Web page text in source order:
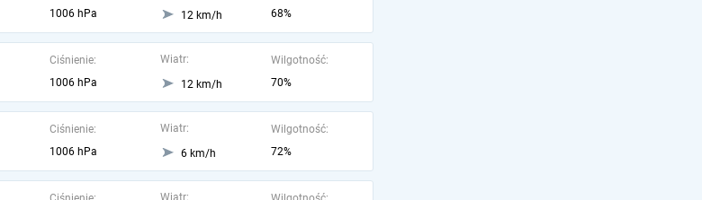
1006 hPa
12 km/h
68%
Ciśnienie:
1006 hPa
Wiatr:
12 km/h
Wilgotność:
70%
Ciśnienie:
1006 hPa
Wiatr:
6 km/h
Wilgotność:
72%
Wiatr: